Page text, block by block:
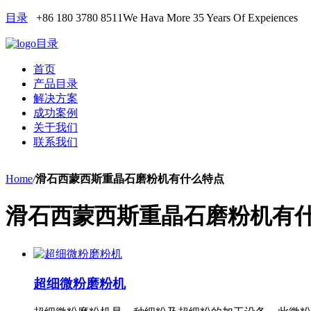
目录 +86 180 3780 8511We Hava More 35 Years Of Expeiences
目录
首页
产品目录
解决方案
成功案例
关于我们
联系我们
Home/滑石西蒙西斯重晶石磨粉机有什么特点
滑石西蒙西斯重晶石磨粉机有
超细微粉磨粉机